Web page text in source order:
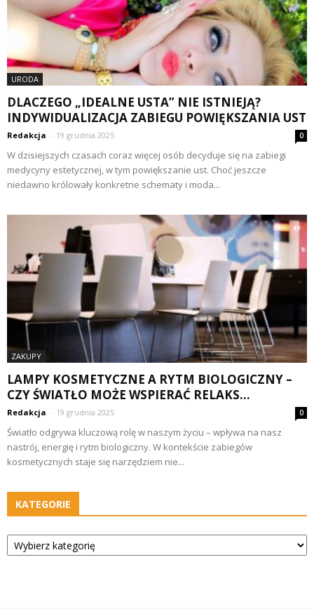
URODA
DLACZEGO „IDEALNE USTA” NIE ISTNIEJĄ?
INDYWIDUALIZACJA ZABIEGU POWIĘKSZANIA UST
Redakcja - 19 grudnia 2025 0
W dzisiejszych czasach coraz więcej osób decyduje się na zabiegi
medycyny estetycznej, w tym powiększanie ust. Choć jeszcze
niedawno królowały konkretne schematy i moda...
ZAKUPY
LAMPY KOSMETYCZNE A RYTM BIOLOGICZNY –
CZY ŚWIATŁO MOŻE WSPIERAĆ RELAKS...
Redakcja - 19 grudnia 2025 0
Światło odgrywa kluczową rolę w naszym życiu – wpływa na nasz
nastrój, energię i rytm biologiczny. W kontekście zabiegów
kosmetycznych staje się narzędziem nie...
KATEGORIE
Kategorie